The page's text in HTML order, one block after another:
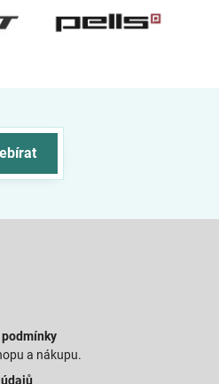
podmínky
a nákupu.